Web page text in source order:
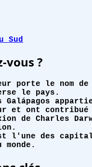
Sud
vous ?
porte le nom
le pays.
et ont
de Charles
l'une des
monde.